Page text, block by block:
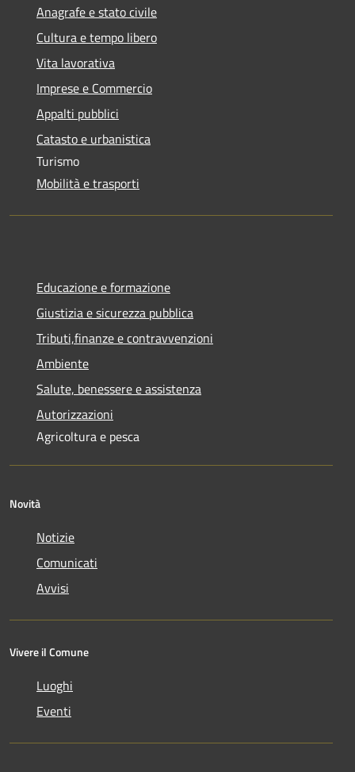
Anagrafe e stato civile
Cultura e tempo libero
Vita lavorativa
Imprese e Commercio
Appalti pubblici
Catasto e urbanistica
Turismo
Mobilità e trasporti
Educazione e formazione
Giustizia e sicurezza pubblica
Tributi,finanze e contravvenzioni
Ambiente
Salute, benessere e assistenza
Autorizzazioni
Agricoltura e pesca
Novità
Notizie
Comunicati
Avvisi
Vivere il Comune
Luoghi
Eventi